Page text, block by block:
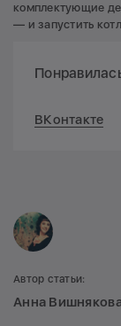
комплектующие
— и запустить
ВКонтакте
Автор статьи:
Анна